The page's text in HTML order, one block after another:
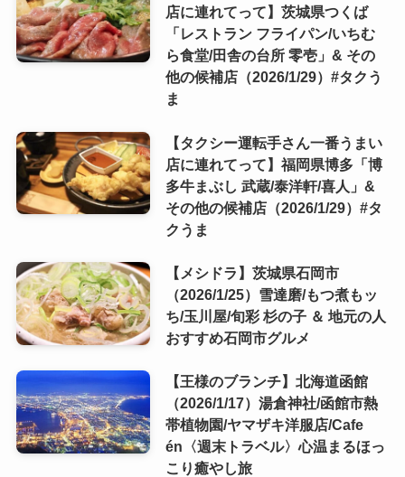
店に連れてって】茨城県つくば
「レストラン フライパン/いちむ
ら食堂/田舎の台所 零壱」& その
他の候補店（2026/1/29）#タクう
ま
【タクシー運転手さん一番うまい
店に連れてって】福岡県博多「博
多牛まぶし 武蔵/泰洋軒/喜人」&
その他の候補店（2026/1/29）#タ
クうま
【メシドラ】茨城県石岡市
（2026/1/25）雪達磨/もつ煮もッ
ち/玉川屋/旬彩 杉の子 ＆ 地元の人
おすすめ石岡市グルメ
【王様のブランチ】北海道函館
（2026/1/17）湯倉神社/函館市熱
帯植物園/ヤマザキ洋服店/Cafe
én〈週末トラベル〉心温まるほっ
こり癒やし旅